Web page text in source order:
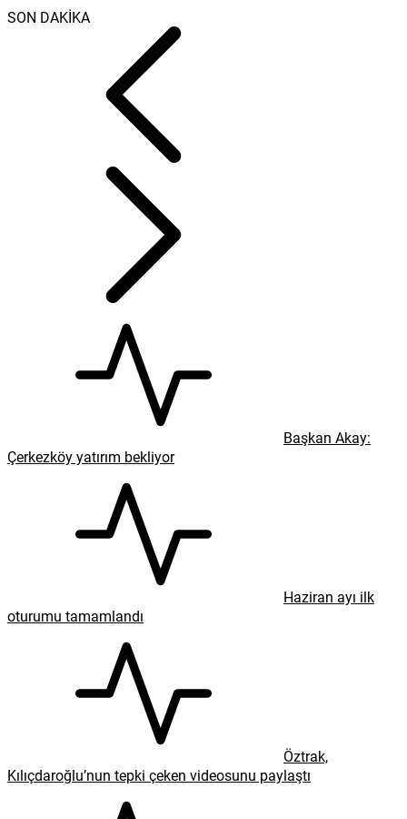
SON DAKİKA
Başkan Akay:
Çerkezköy yatırım bekliyor
Haziran ayı ilk
oturumu tamamlandı
Öztrak,
Kılıçdaroğlu’nun tepki çeken videosunu paylaştı